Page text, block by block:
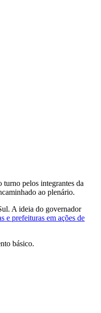
pelos integrantes da
ao plenário.
A ideia do governador
e prefeituras em ações de
básico.